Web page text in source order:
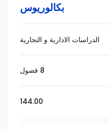
بكالوريوس
الدراسات الادارية و التجارية
8 فصول
144.00